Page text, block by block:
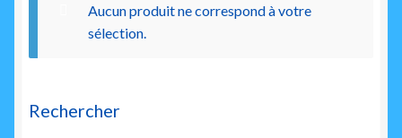
Mon compte
Aucun produit ne correspond à votre
sélection.
Rechercher